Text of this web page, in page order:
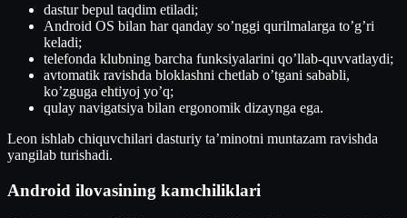
dastur bepul taqdim etiladi;
Android OS bilan har qanday so’nggi qurilmalarga to’g’ri
keladi;
telefonda klubning barcha funksiyalarini qo’llab-quvvatlaydi;
avtomatik ravishda bloklashni chetlab o’tgani sababli,
ko’zguga ehtiyoj yo’q;
qulay navigatsiya bilan ergonomik dizaynga ega.
Leon ishlab chiquvchilari dasturiy ta’minotni muntazam ravishda
yangilab turishadi.
Android ilovasining kamchiliklari